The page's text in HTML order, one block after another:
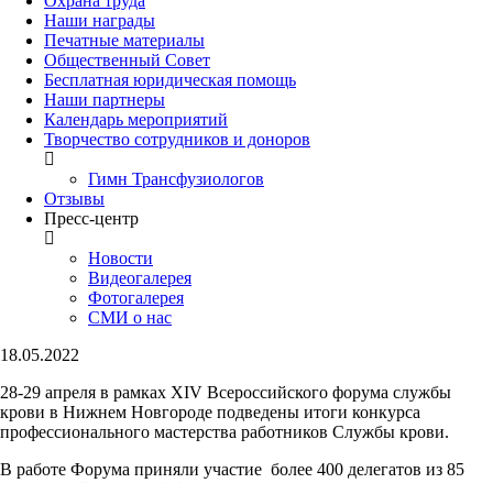
Наши награды
Печатные материалы
Общественный Совет
Бесплатная юридическая помощь
Наши партнеры
Календарь мероприятий
Творчество сотрудников и доноров
Гимн Трансфузиологов
Отзывы
Пресс-центр
Новости
Видеогалерея
Фотогалерея
СМИ о нас
18.05.2022
28-29 апреля в рамках XIV Всероссийского форума службы
крови в Нижнем Новгороде подведены итоги конкурса
профессионального мастерства работников Службы крови.
В работе Форума приняли участие более 400 делегатов из 85